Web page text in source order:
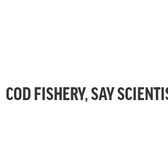
COD FISHERY, SAY